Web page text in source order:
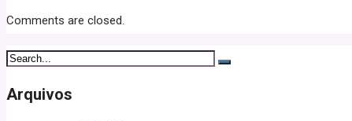
Comments are closed.
Arquivos